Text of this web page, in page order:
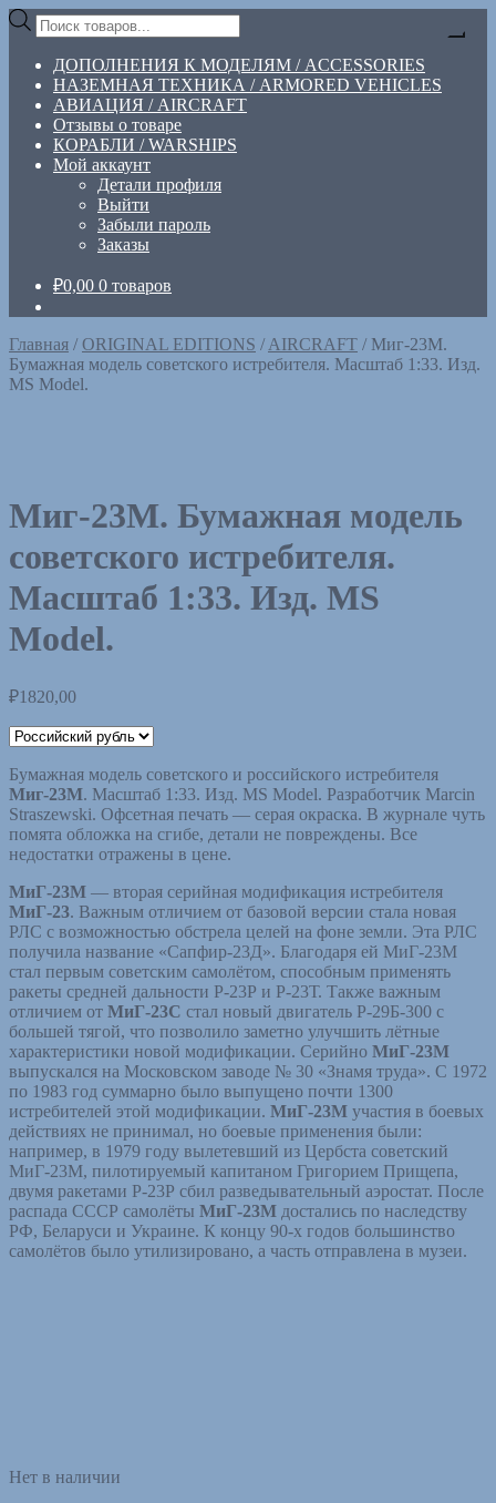
Перейти
навигации
Перейти
содержимому
Поиск
товаров
ДОПОЛНЕНИЯ К МОДЕЛЯМ / ACCESSORIES
НАЗЕМНАЯ ТЕХНИКА / ARMORED VEHICLES
АВИАЦИЯ / AIRCRAFT
Отзывы о товаре
КОРАБЛИ / WARSHIPS
Мой аккаунт
Детали профиля
Выйти
Забыли пароль
Заказы
₽0,00 0 товаров
Главная /ORIGINAL EDITIONS /AIRCRAFT / Миг-23М.
Бумажная модель советского истребителя. Масштаб 1:33. Изд.
MS Model.
Миг-23М. Бумажная модель
советского истребителя.
Масштаб 1:33. Изд. MS
Model.
₽1820,00
Бумажная модель советского и российского истребителя
Миг-23М. Масштаб 1:33. Изд. MS Model. Разработчик Marcin
Straszewski. Офсетная печать — серая окраска. В журнале чуть
помята обложка на сгибе, детали не повреждены. Все
недостатки отражены в цене.
МиГ-23М — вторая серийная модификация истребителя
МиГ-23. Важным отличием от базовой версии стала новая
РЛС с возможностью обстрела целей на фоне земли. Эта РЛС
получила название «Сапфир-23Д». Благодаря ей МиГ-23М
стал первым советским самолётом, способным применять
ракеты средней дальности Р-23Р и Р-23Т. Также важным
отличием от МиГ-23С стал новый двигатель Р-29Б-300 с
большей тягой, что позволило заметно улучшить лётные
характеристики новой модификации. Серийно МиГ-23М
выпускался на Московском заводе № 30 «Знамя труда». С 1972
по 1983 год суммарно было выпущено почти 1300
истребителей этой модификации. МиГ-23М участия в боевых
действиях не принимал, но боевые применения были:
например, в 1979 году вылетевший из Цербста советский
МиГ-23М, пилотируемый капитаном Григорием Прищепа,
двумя ракетами Р-23Р сбил разведывательный аэростат. После
распада СССР самолёты МиГ-23М достались по наследству
РФ, Беларуси и Украине. К концу 90-х годов большинство
самолётов было утилизировано, а часть отправлена в музеи.
Нет в наличии